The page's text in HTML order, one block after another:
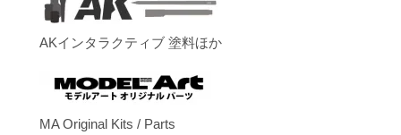
AKインタラクティブ 塗料ほか
MA Original Kits / Parts